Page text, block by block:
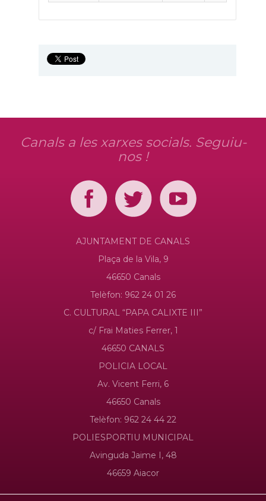
Canals a les xarxes socials. Seguiu-
nos !
AJUNTAMENT DE CANALS
Plaça de la Vila, 9
46650 Canals
Telèfon: 962 24 01 26
C. CULTURAL “PAPA CALIXTE III”
c/ Frai Maties Ferrer, 1
46650 CANALS
POLICIA LOCAL
Av. Vicent Ferri, 6
46650 Canals
Telèfon: 962 24 44 22
POLIESPORTIU MUNICIPAL
Avinguda Jaime I, 48
46659 Aiacor